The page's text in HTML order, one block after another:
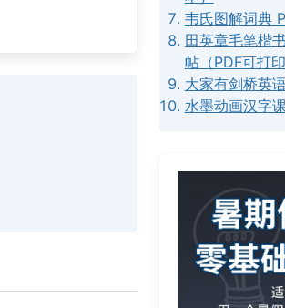
韦氏图解词典
田英章毛笔楷
帖（PDF可打印
大家有剑桥英
水墨动画汉字